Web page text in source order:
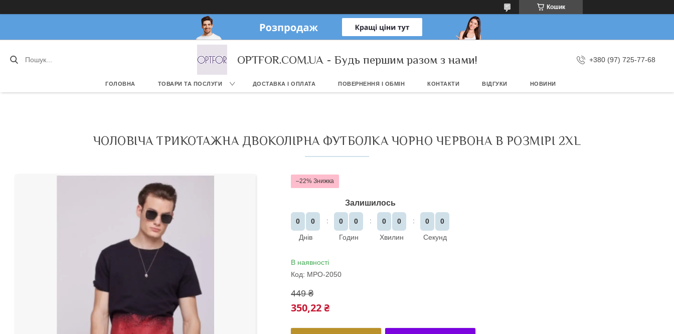
Кошик
OPTFOR.COM.UA - Будь першим разом з нами! +380 (97) 725-77-68
ГОЛОВНА ТОВАРИ ТА ПОСЛУГИ ДОСТАВКА І ОПЛАТА ПОВЕРНЕННЯ І ОБМІН КОНТАКТИ ВІДГУКИ НОВИНИ
ЧОЛОВІЧА ТРИКОТАЖНА ДВОКОЛІРНА ФУТБОЛКА ЧОРНО ЧЕРВОНА В РОЗМІРІ 2XL
–22%
Залишилось
0
0
Днів
0
0
Годин
0
0
Хвилин
0
0
Секунд
В наявності
Код: MPO-2050
449 ₴
350,22 ₴